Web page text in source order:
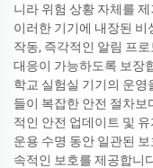
니라 위험 상황 자체를
이러한 기기에 내장된 비
작동, 즉각적인 알림 프
대응이 가능하도록 보장
학교 실험실 기기의 운영
들이 복잡한 안전 절차보
적인 안전 업데이트 및
운용 수명 동안 일관된
속적인 보호를 제공합니